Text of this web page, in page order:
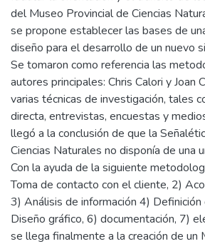
del Museo Provincial de Ciencias
se propone establecer las bases de
diseño para el desarrollo de un nuevo
Se tomaron como referencia las
autores principales: Chris Calori y Joan
varias técnicas de investigación, tales
directa, entrevistas, encuestas y
llegó a la conclusión de que la
Ciencias Naturales no disponía de una
Con la ayuda de la siguiente
Toma de contacto con el cliente, 2)
3) Análisis de información 4)
Diseño gráfico, 6) documentación, 7)
se llega finalmente a la creación de un